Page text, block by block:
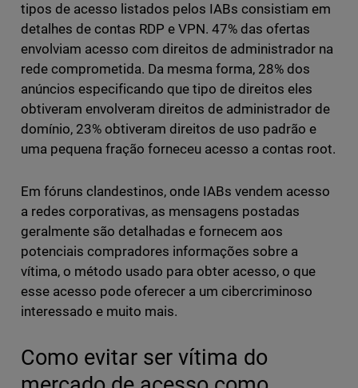
tipos de acesso listados pelos IABs consistiam em
detalhes de contas RDP e VPN. 47% das ofertas
envolviam acesso com direitos de administrador na
rede comprometida. Da mesma forma, 28% dos
anúncios especificando que tipo de direitos eles
obtiveram envolveram direitos de administrador de
domínio, 23% obtiveram direitos de uso padrão e
uma pequena fração forneceu acesso a contas root.
Em fóruns clandestinos, onde IABs vendem acesso
a redes corporativas, as mensagens postadas
geralmente são detalhadas e fornecem aos
potenciais compradores informações sobre a
vítima, o método usado para obter acesso, o que
esse acesso pode oferecer a um cibercriminoso
interessado e muito mais.
Como evitar ser vítima do